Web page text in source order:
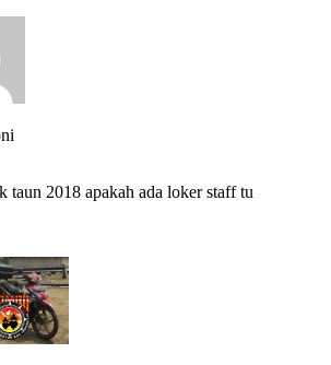
taun 2018 apakah ada loker staff tu